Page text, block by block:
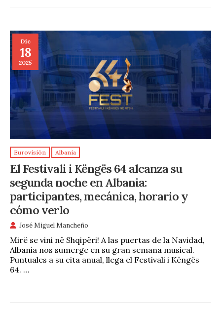
Dic
18
2025
Eurovisión Albania
El Festivali i Këngës 64 alcanza su
segunda noche en Albania:
participantes, mecánica, horario y
cómo verlo
José Miguel Mancheño
Mirë se vini në Shqipëri! A las puertas de la Navidad,
Albania nos sumerge en su gran semana musical.
Puntuales a su cita anual, llega el Festivali i Këngës
64. …